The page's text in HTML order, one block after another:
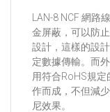
LAN-8 NCF 網路
金屏蔽，可以防
設計，這樣的設
定數據傳輸。而
用符合RoHS規
作⽽成，不但減
尼效果。